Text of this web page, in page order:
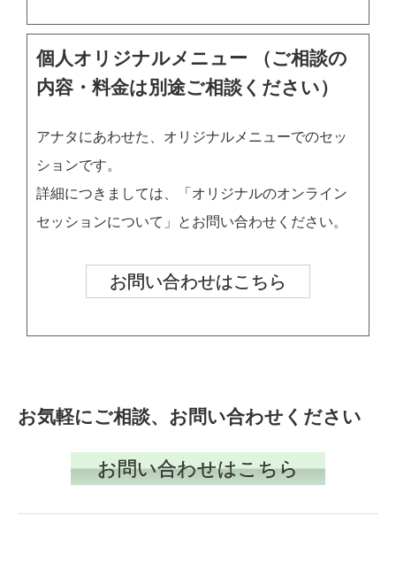
個人オリジナルメニュー （ご相談の
内容・料金は別途ご相談ください）
アナタにあわせた、オリジナルメニューでのセッ
ションです。
詳細につきましては、「オリジナルのオンライン
セッションについて」とお問い合わせください。
お問い合わせはこちら
お気軽にご相談、お問い合わせください
お問い合わせはこちら